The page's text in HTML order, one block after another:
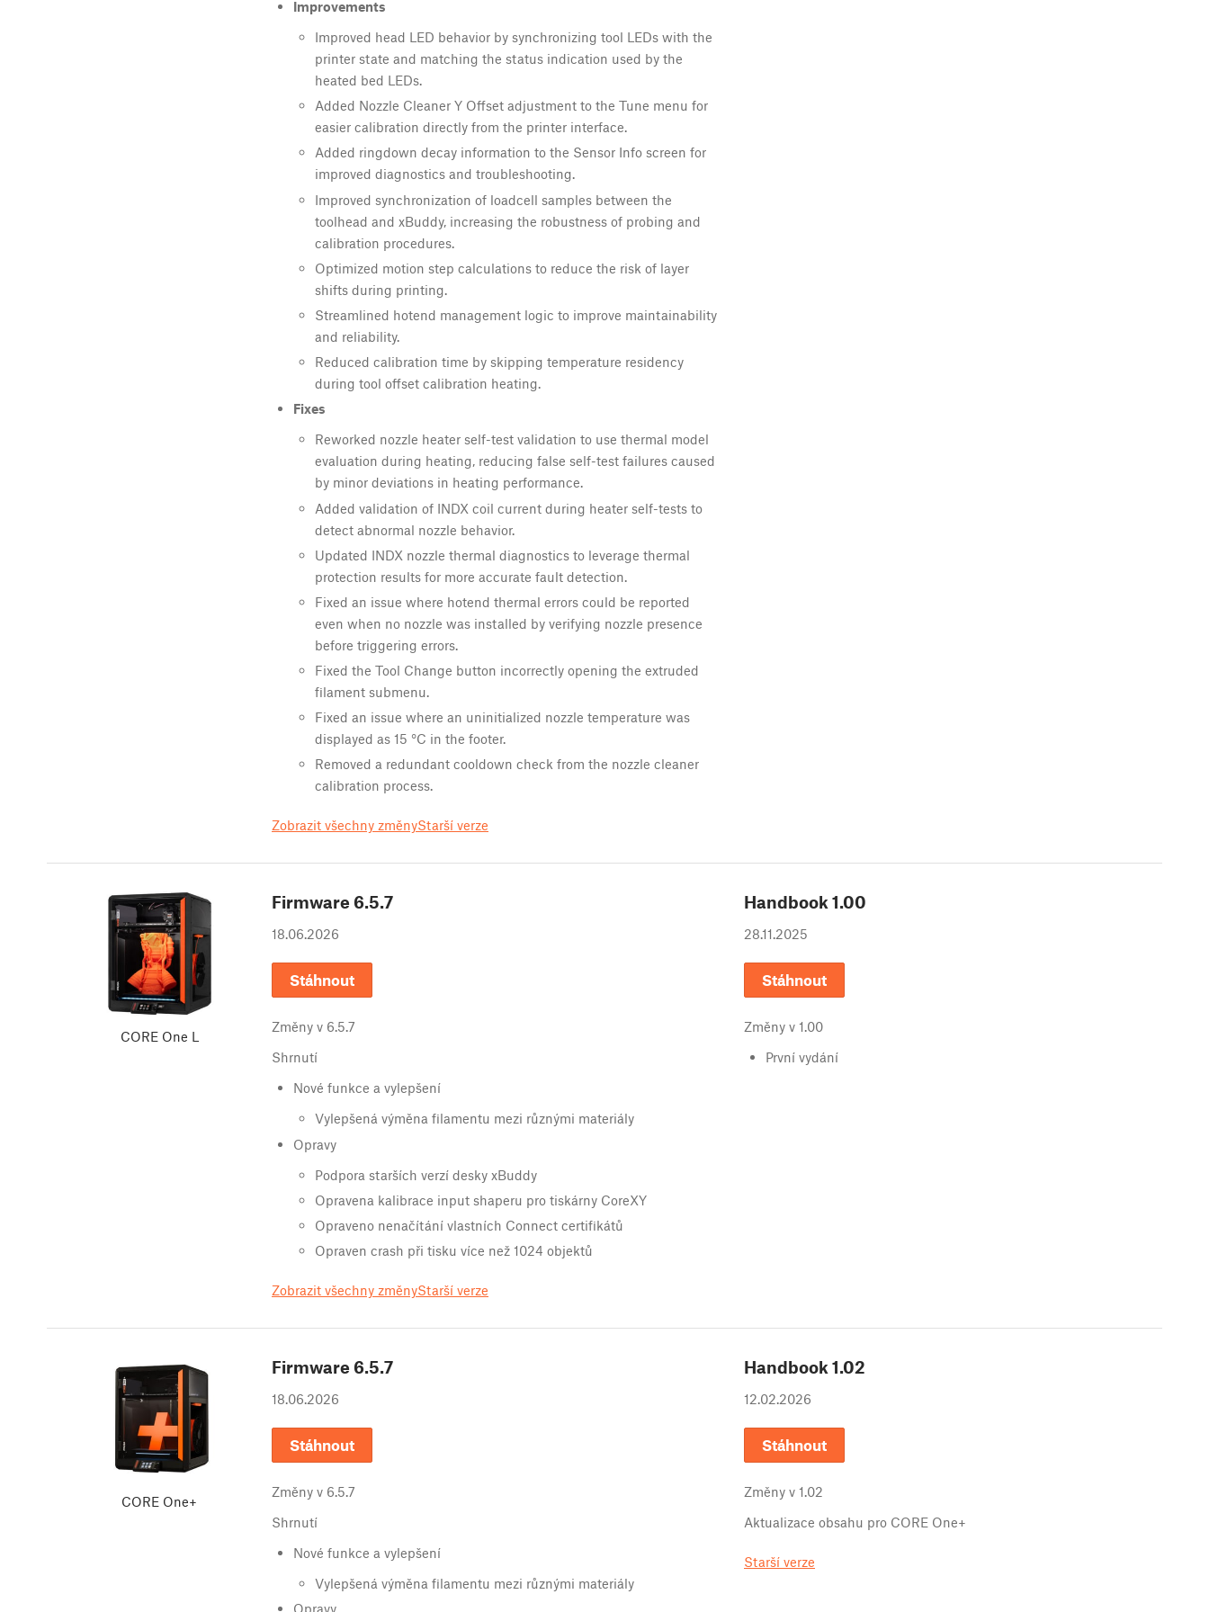
Improvements
Improved head LED behavior by synchronizing tool LEDs with the
printer state and matching the status indication used by the
heated bed LEDs.
Added Nozzle Cleaner Y Offset adjustment to the Tune menu for
easier calibration directly from the printer interface.
Added ringdown decay information to the Sensor Info screen for
improved diagnostics and troubleshooting.
Improved synchronization of loadcell samples between the
toolhead and xBuddy, increasing the robustness of probing and
calibration procedures.
Optimized motion step calculations to reduce the risk of layer
shifts during printing.
Streamlined hotend management logic to improve maintainability
and reliability.
Reduced calibration time by skipping temperature residency
during tool offset calibration heating.
Fixes
Reworked nozzle heater self-test validation to use thermal model
evaluation during heating, reducing false self-test failures caused
by minor deviations in heating performance.
Added validation of INDX coil current during heater self-tests to
detect abnormal nozzle behavior.
Updated INDX nozzle thermal diagnostics to leverage thermal
protection results for more accurate fault detection.
Fixed an issue where hotend thermal errors could be reported
even when no nozzle was installed by verifying nozzle presence
before triggering errors.
Fixed the Tool Change button incorrectly opening the extruded
filament submenu.
Fixed an issue where an uninitialized nozzle temperature was
displayed as 15 °C in the footer.
Removed a redundant cooldown check from the nozzle cleaner
calibration process.
Zobrazit všechny změnyStarší verze
CORE One L
Firmware 6.5.7
18.06.2026
Stáhnout
Změny v 6.5.7
Shrnutí
Nové funkce a vylepšení
Vylepšená výměna filamentu mezi různými materiály
Opravy
Podpora starších verzí desky xBuddy
Opravena kalibrace input shaperu pro tiskárny CoreXY
Opraveno nenačítání vlastních Connect certifikátů
Opraven crash při tisku více než 1024 objektů
Zobrazit všechny změnyStarší verze
Handbook 1.00
28.11.2025
Stáhnout
Změny v 1.00
První vydání
CORE One+
Firmware 6.5.7
18.06.2026
Stáhnout
Změny v 6.5.7
Shrnutí
Nové funkce a vylepšení
Vylepšená výměna filamentu mezi různými materiály
Handbook 1.02
12.02.2026
Stáhnout
Změny v 1.02
Aktualizace obsahu pro CORE One+
Starší verze